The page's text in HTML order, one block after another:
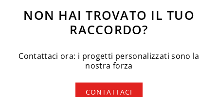
NON HAI TROVATO IL TUO
RACCORDO?
Contattaci ora: i progetti personalizzati sono la
nostra forza
CONTATTACI